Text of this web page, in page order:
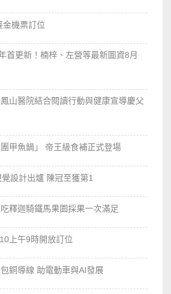
金機票訂位
首更新！楠梓、左營等最新圖資8月
山醫院結合閱讀行動與健康宣導慶父
甲魚鍋」 帝王級食補正式登場
設計出爐 陳冠至獲第1
釋迦騎鐵馬果園採果一次滿足
上午9時開放訂位
銅導線 助電動車與AI發展